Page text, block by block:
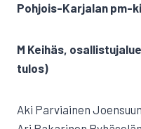
Pohjois-Karjalan pm-
M Keihäs,
tulos)
Aki Parviainen